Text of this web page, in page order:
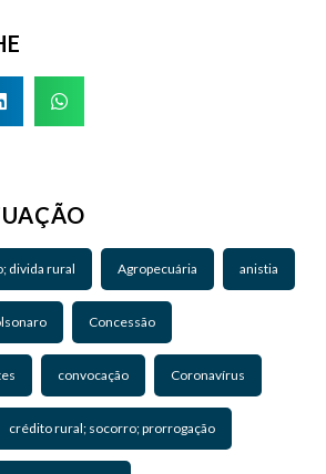
divida rural Agropecuária anistia
Concessão
convocação Coronavírus
crédito rural; socorro; prorrogação